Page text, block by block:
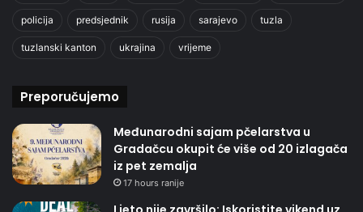
policija predsjednik rusija sarajevo tuzla
tuzlanski kanton ukrajina vrijeme
Preporučujemo
Međunarodni sajam pčelarstva u
Gradačcu okupit će više od 20 izlagača
iz pet zemalja
17 hours ranije